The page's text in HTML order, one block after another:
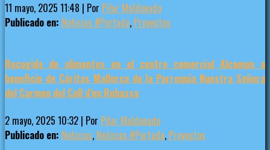
11 mayo, 2025 11:48 | Por Pilar Maldonado
Publicado en: Noticias #Portada, Proyectos
Recogida de alimentos en el centro comercial Alcampo a
beneficio de Cáritas Mallorca de la Parroquia Nuestra Señora
del Carmen del Coll d’en Rebassa
2 mayo, 2025 10:32 | Por Pilar Maldonado
Publicado en: Noticias, Noticias #Portada, Proyectos